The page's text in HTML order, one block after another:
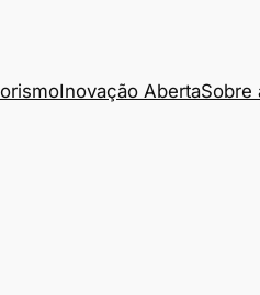
Inovação AbertaSobre